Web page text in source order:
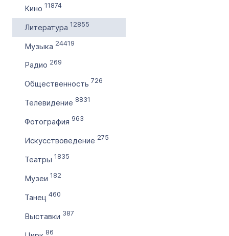
по
Цена домена в ₽
до
Количество символов
с
Дополнительные условия
Кино 11874
Литература 12855
Музыка 24419
Радио 269
Общественность 726
Телевидение 8831
Фотография 963
Искусствоведение 275
Театры 1835
Музеи 182
Танец 460
Выставки 387
86